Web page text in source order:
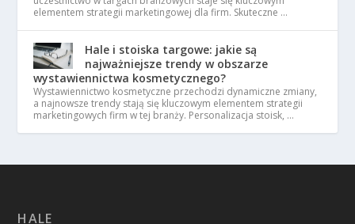
elementem strategii marketingowej dla firm. Skuteczne …
Hale i stoiska targowe: jakie są
najważniejsze trendy w obszarze
wystawiennictwa kosmetycznego?
Wystawiennictwo kosmetyczne przechodzi dynamiczne zmiany,
a najnowsze trendy stają się kluczowym elementem strategii
marketingowych firm w tej branży. Personalizacja stoisk, …
HALE